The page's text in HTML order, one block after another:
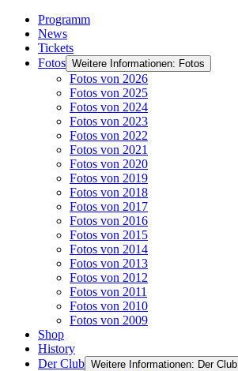
Programm
News
Tickets
Fotos Weitere Informationen: Fotos
Fotos von 2026
Fotos von 2025
Fotos von 2024
Fotos von 2023
Fotos von 2022
Fotos von 2021
Fotos von 2020
Fotos von 2019
Fotos von 2018
Fotos von 2017
Fotos von 2016
Fotos von 2015
Fotos von 2014
Fotos von 2013
Fotos von 2012
Fotos von 2011
Fotos von 2010
Fotos von 2009
Shop
History
Der Club Weitere Informationen: Der Club